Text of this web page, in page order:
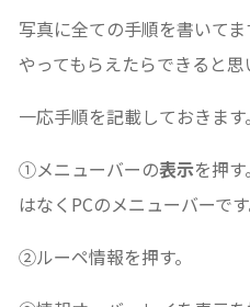
写真に全ての手順を書いて
やってもらえたらできると思
一応手順を記載しておきます。
①メニューバーの表示を押
はなくPCのメニューバーです
②ルーペ情報を押す。